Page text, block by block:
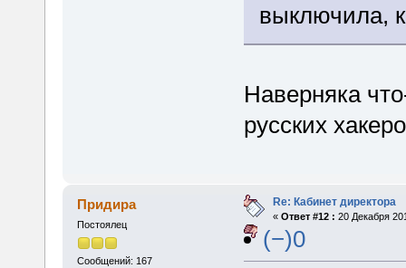
выключила,
Наверняка
русских
Придира
Постоялец
Сообщений: 167
Re: Кабинет директора
« Ответ #12 : 20 Декабря
(−)0